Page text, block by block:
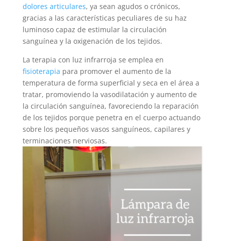
dolores articulares, ya sean agudos o crónicos,
gracias a las características peculiares de su haz
luminoso capaz de estimular la circulación
sanguínea y la oxigenación de los tejidos.
La terapia con luz infrarroja se emplea en
fisioterapia para promover el aumento de la
temperatura de forma superficial y seca en el área a
tratar, promoviendo la vasodilatación y aumento de
la circulación sanguínea, favoreciendo la reparación
de los tejidos porque penetra en el cuerpo actuando
sobre los pequeños vasos sanguíneos, capilares y
terminaciones nerviosas.